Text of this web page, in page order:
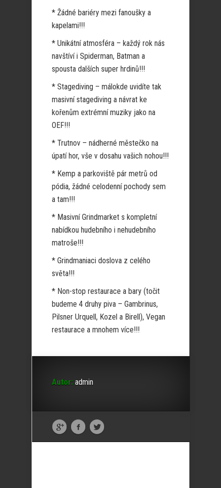
* Žádné bariéry mezi fanoušky a
kapelami!!!
* Unikátní atmosféra – každý rok nás
navštíví i Spiderman, Batman a
spousta dalších super hrdinů!!!
* Stagediving – málokde uvidíte tak
masivní stagediving a návrat ke
kořenům extrémní muziky jako na
OEF!!!
* Trutnov – nádherné městečko na
úpatí hor, vše v dosahu vašich nohou!!!
* Kemp a parkoviště pár metrů od
pódia, žádné celodenní pochody sem
a tam!!!
* Masivní Grindmarket s kompletní
nabídkou hudebního i nehudebního
matroše!!!
* Grindmaniaci doslova z celého
světa!!!
* Non-stop restaurace a bary (točit
budeme 4 druhy piva – Gambrinus,
Pilsner Urquell, Kozel a Birell), Vegan
restaurace a mnohem více!!!
Autor: admin